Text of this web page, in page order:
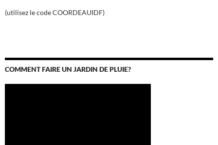
(utilisez le code COORDEAUIDF)
COMMENT FAIRE UN JARDIN DE PLUIE?